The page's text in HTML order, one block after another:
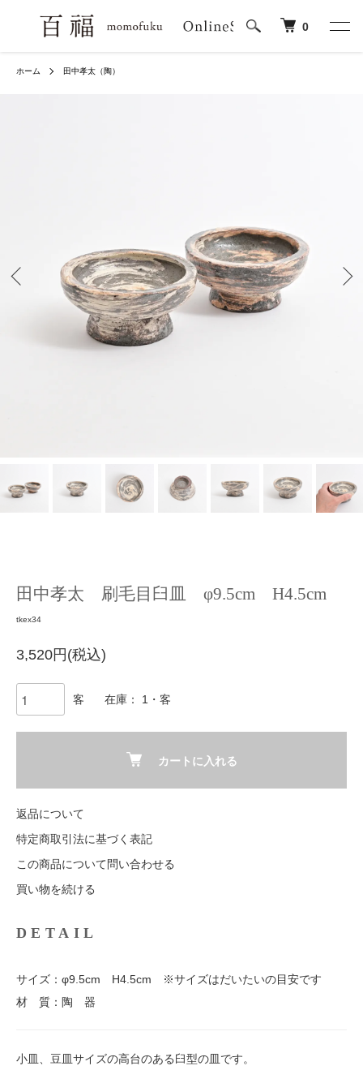
0
ホーム 田中孝太（陶）
田中孝太 刷毛目臼皿 φ9.5cm H4.5cm
tkex34
3,520円(税込)
客 在庫： 1・客
カートに入れる
返品について
特定商取引法に基づく表記
この商品について問い合わせる
買い物を続ける
DETAIL
サイズ：φ9.5cm H4.5cm ※サイズはだいたいの目安です
材 質：陶 器
小皿、豆皿サイズの高台のある臼型の皿です。